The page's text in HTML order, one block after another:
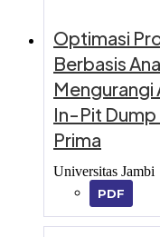
Optimasi
Berbasis
Mengurangi
In-Pit Dump
Prima
Universitas Jambi
PDF